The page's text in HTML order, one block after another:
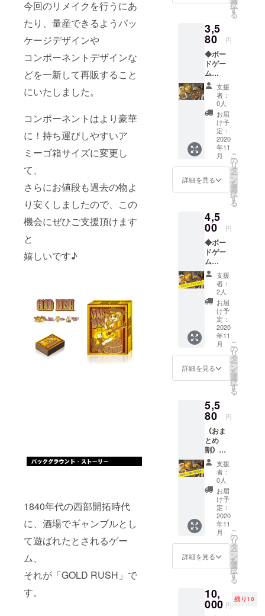
今回のリメイクを行うにあ
たり、量産できるようパッ
ケージデザインや
コンポーネントデザインな
どを一新して再販すること
にいたしました。
コンポーネントはより豪華
に！持ち運びしやすいア
ミーゴ箱サイズに変更し
て、
さらにお値段も過去の物よ
り安くしましたので、この
機会にぜひご支援頂けます
と
嬉しいです♪
1840年代の西部開拓時代
に、酒場でギャンブルとし
て遊ばれたとされるゲー
ム、
それが「GOLD RUSH」で
す。
料500 =
※表記価
格には
送料、
梱包
費、消
費税が
含まれ
す。。
択
す
る
3,5
80 円
◆ボー
ドゲー
ム
『GOL
D
RUSH
』1箱
一般販
売価格
2800円
+ 税280
円 + 送
料500 =
3580円
※表記価
格には
梱包
費、消
費税が
含まれ
ます。
支援
者：
0人
お届
け予
定：
2020
年11
月
詳細を見る
こ
の
リ
タ
ー
ン
を
選
択
す
る
4,5
00 円
◆ボー
ドゲー
ム
『GOL
D
RUSH
』１箱
◆オリ
ジナル
サウン
ドト
ラック
３曲
セット
西部開
拓時代
プした
ように
感じ
る、 没
入感を
味わえ
るよう
なオリ
ジナル
BGMを
お送り
いたし
ます♪ ※
楽曲
データ
をメー
ルでお
表記価
格には
送料、
支援
者：
2人
お届
け予
定：
2020
年11
月
詳細を見る
こ
の
リ
タ
ー
ン
を
選
択
す
る
5,5
80 円
《おま
とめ
割》送
料無
料！ ◆
ボード
ゲーム
『GOL
RUSH
』２箱
一般販
売価格
2800円
+ 税280
円 =
× 2個 =
6180円
※表記価
支援
者：
0人
お届
け予
定：
2020
年11
月
詳細を見る
こ
の
リ
タ
ー
ン
を
選
択
す
る
10,
000 円
残り10